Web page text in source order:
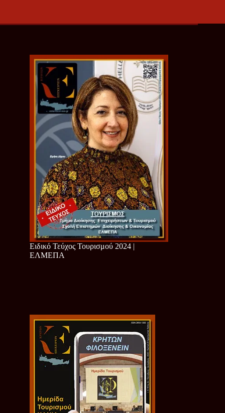
Ειδικό Τεύχος Τουρισμού 2024 |
ΕΛΜΕΠΑ